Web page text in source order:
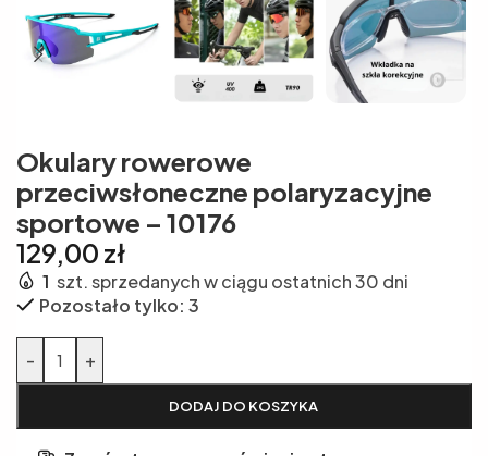
Okulary rowerowe
przeciwsłoneczne polaryzacyjne
sportowe – 10176
129,00 zł
1 szt. sprzedanych w ciągu ostatnich 30 dni
Pozostało tylko: 3
- +
DODAJ DO KOSZYKA
Alternative: